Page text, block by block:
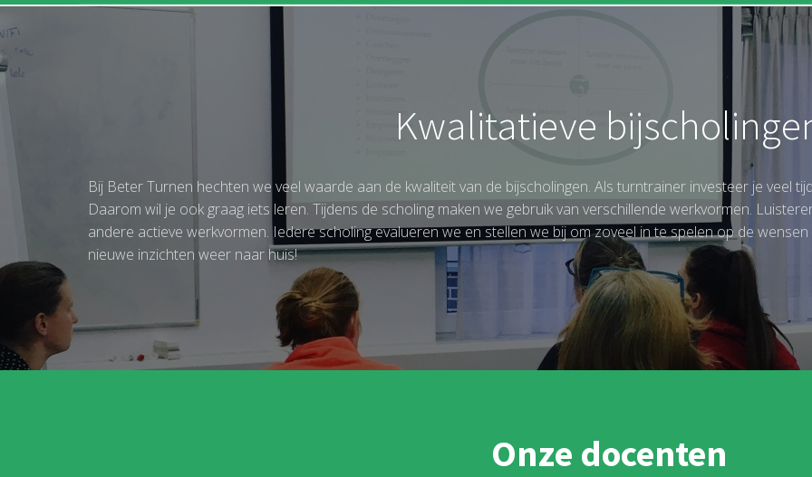
Kwalitatieve
Bij Beter Turnen hechten we veel waarde aan de kwaliteit van de bijscholingen. Als turntrainer investeer je veel
Daarom wil je ook graag iets leren. Tijdens de scholing maken we gebruik van verschillende werkvormen.
andere actieve werkvormen. Iedere scholing evalueren we en stellen we bij om zoveel in te spelen op de
nieuwe inzichten weer naar huis!
Onze docenten